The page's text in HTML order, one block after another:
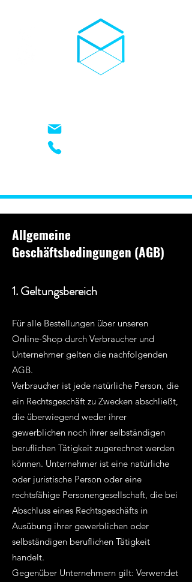
Allgemeine
Geschäftsbedingungen (AGB)
1. Geltungsbereich
Für alle Bestellungen über unseren
Online-Shop durch Verbraucher und
Unternehmer gelten die nachfolgenden
AGB.
Verbraucher ist jede natürliche Person, die
ein Rechtsgeschäft zu Zwecken abschließt,
die überwiegend weder ihrer
gewerblichen noch ihrer selbständigen
beruflichen Tätigkeit zugerechnet werden
können. Unternehmer ist eine natürliche
oder juristische Person oder eine
rechtsfähige Personengesellschaft, die bei
Abschluss eines Rechtsgeschäfts in
Ausübung ihrer gewerblichen oder
selbständigen beruflichen Tätigkeit
handelt.
Gegenüber Unternehmern gilt: Verwendet